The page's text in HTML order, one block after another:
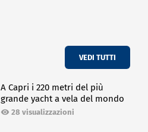
VEDI TUTTI
A Capri i 220 metri del più
grande yacht a vela del mondo
28 visualizzazioni